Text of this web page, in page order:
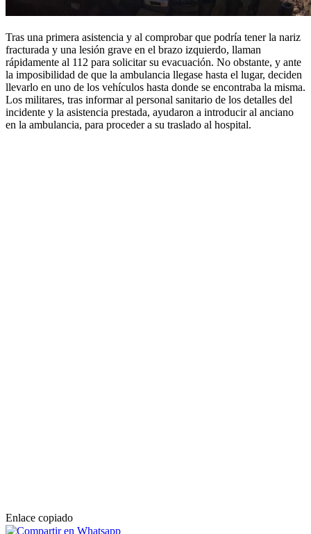
Tras una primera asistencia y al comprobar que podría tener la nariz
fracturada y una lesión grave en el brazo izquierdo, llaman
rápidamente al 112 para solicitar su evacuación. No obstante, y ante
la imposibilidad de que la ambulancia llegase hasta el lugar, deciden
llevarlo en uno de los vehículos hasta donde se encontraba la misma.
Los militares, tras informar al personal sanitario de los detalles del
incidente y la asistencia prestada, ayudaron a introducir al anciano
en la ambulancia, para proceder a su traslado al hospital.
Enlace copiado